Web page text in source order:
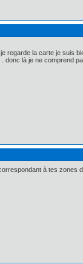
regarde la carte je suis
donc là je ne comprend
à tes zones